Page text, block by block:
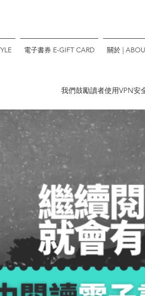
電子書券 E-GIFT CARD 關於 |
我們鼓勵讀者使用VPN安